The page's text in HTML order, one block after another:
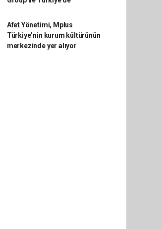
Afet Yönetimi, Mplus
Türkiye’nin kurum kültürünün
merkezinde yer alıyor